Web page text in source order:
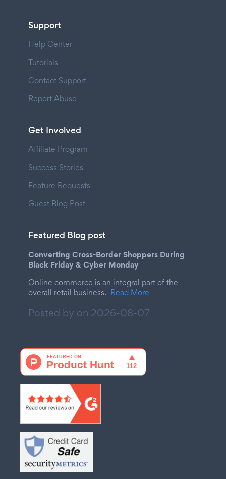
Support
Help Center
Tutorials
Contact Support
Report Abuse
Get Involved
Affiliate Program
Success Stories
Feature Requests
Guest Blog Post
Featured Blog post
Converting Cross-Border Shoppers During
Black Friday & Cyber Monday
Online commerce is an integral part of the
overall retail business. Read More
Posted by on 2026-08-07